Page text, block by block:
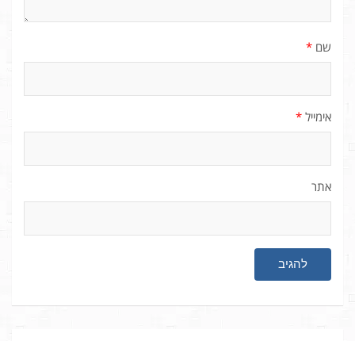
שם *
אימייל *
אתר